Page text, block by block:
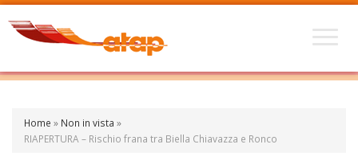
Home » Non in vista »
RIAPERTURA – Rischio frana tra Biella Chiavazza e Ronco